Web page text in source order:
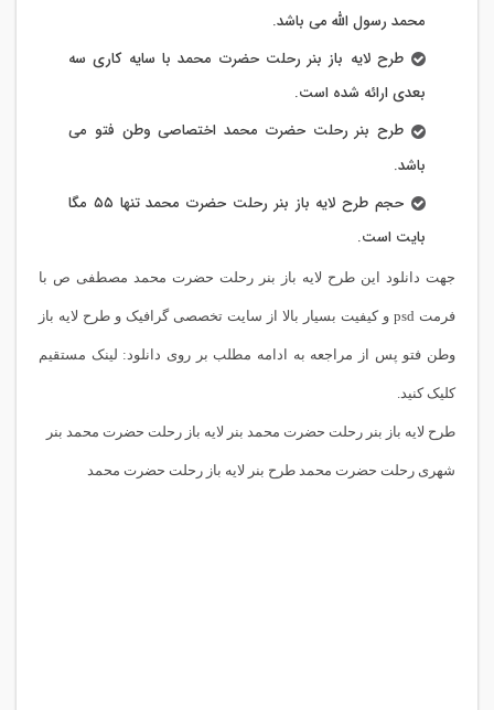
محمد رسول الله می باشد.
طرح لایه باز بنر رحلت حضرت محمد با سایه کاری سه
بعدی ارائه شده است.
طرح بنر رحلت حضرت محمد اختصاصی وطن فتو می
باشد.
حجم طرح لایه باز بنر رحلت حضرت محمد تنها ۵۵ مگا
بایت است.
جهت دانلود این طرح لایه باز بنر رحلت حضرت محمد مصطفی ص با
فرمت psd و کیفیت بسیار بالا از سایت تخصصی گرافیک و طرح لایه باز
وطن فتو پس از مراجعه به ادامه مطلب بر روی دانلود: لینک مستقیم
کلیک کنید.
طرح لایه باز بنر رحلت حضرت محمد بنر لایه باز رحلت حضرت محمد بنر
شهری رحلت حضرت محمد طرح بنر لایه باز رحلت حضرت محمد